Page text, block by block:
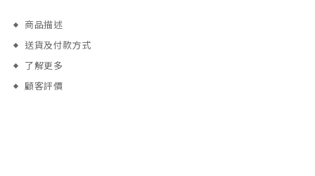
商品描述
送貨及付款方式
了解更多
顧客評價